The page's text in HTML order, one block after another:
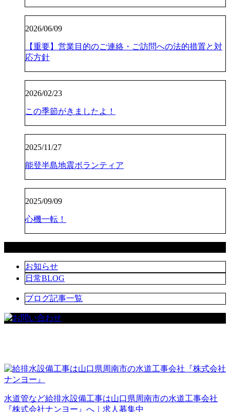
2026/06/09
【重要】営業目的のご連絡・ご訪問への法的措置と対
応方針
2026/02/23
この季節がきましたよ！
2025/11/27
能登半島地震ボランティア
2025/09/09
心機一転！
お知らせ
日常BLOG
ブログ記事一覧
水道管など給排水設備工事は山口県周南市の水道工事会社
『株式会社ナンヨー』へ｜求人募集中